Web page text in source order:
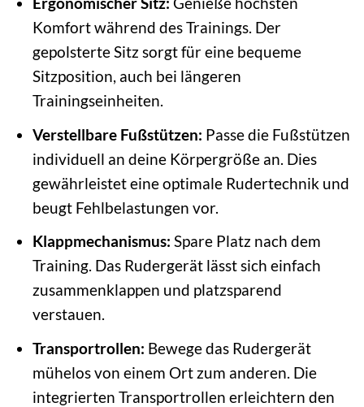
Komfort während des Trainings. Der
gepolsterte Sitz sorgt für eine bequeme
Sitzposition, auch bei längeren
Trainingseinheiten.
Verstellbare Fußstützen: Passe die Fußstützen
individuell an deine Körpergröße an. Dies
gewährleistet eine optimale Rudertechnik und
beugt Fehlbelastungen vor.
Klappmechanismus: Spare Platz nach dem
Training. Das Rudergerät lässt sich einfach
zusammenklappen und platzsparend
verstauen.
Transportrollen: Bewege das Rudergerät
mühelos von einem Ort zum anderen. Die
integrierten Transportrollen erleichtern den